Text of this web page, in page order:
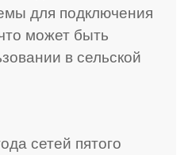
для подключения
может быть
в сельской
сетей пятого